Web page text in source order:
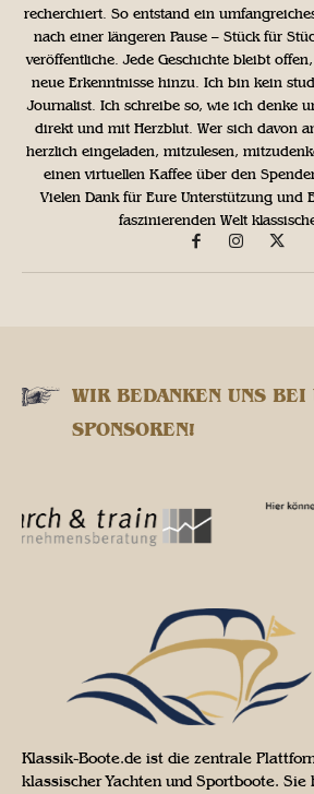
recherchiert. So entstand ein
nach einer längeren Pause – Stück für
veröffentliche. Jede Geschichte bleibt
neue Erkenntnisse hinzu. Ich bin kein
Journalist. Ich schreibe so, wie ich denke
direkt und mit Herzblut. Wer sich davon
herzlich eingeladen, mitzulesen,
einen virtuellen Kaffee über den
Vielen Dank für Eure Unterstützung und
faszinierenden Welt
WIR BEDANKEN UNS BEI
SPONSOREN!
Klassik-Boote.de ist die zentrale
klassischer Yachten und Sportboote.